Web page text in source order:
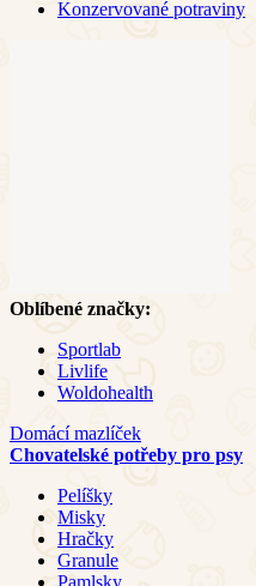
Konzervované potraviny
Oblíbené značky:
Sportlab
Livlife
Woldohealth
Domácí mazlíček
Chovatelské potřeby pro psy
Pelíšky
Misky
Hračky
Granule
Pamlsky